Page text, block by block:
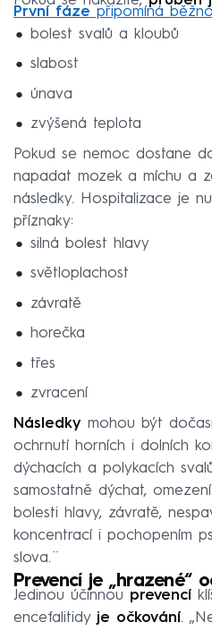
První fáze připomíná
bolest svalů a kloubů
slabost
únava
zvýšená teplota
Pokud se nemoc dostane
napadat mozek a míchu a
následky. Hospitalizace je
příznaky:
silná bolest hlavy
světloplachost
závratě
horečka
třes
zvracení
Následky mohou být
ochrnutí horních i dolních
dýchacích a polykacích
samostatně dýchat,
bolesti hlavy, závratě,
koncentrací i pochopením
slova.¨
Prevencí je „hrazené“
Jedinou účinnou prevencí
encefalitidy je očkování.